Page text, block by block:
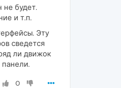
не будет.
и т.п.
Эту
сведется
ли движок
0